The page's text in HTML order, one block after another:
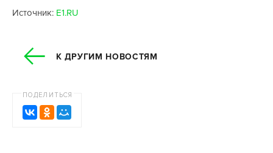
Источник: E1.RU
К ДРУГИМ НОВОСТЯМ
ПОДЕЛИТЬСЯ